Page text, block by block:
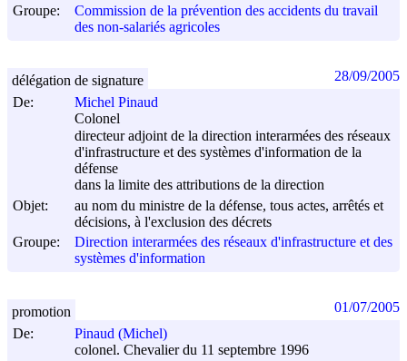
Groupe:
Commission de la prévention des accidents du travail
des non-salariés agricoles
De:
Michel Pinaud
Colonel
directeur adjoint de la direction interarmées des réseaux
d'infrastructure et des systèmes d'information de la
défense
dans la limite des attributions de la direction
Objet:
au nom du ministre de la défense, tous actes, arrêtés et
décisions, à l'exclusion des décrets
Groupe:
Direction interarmées des réseaux d'infrastructure et des
systèmes d'information
délégation de signature 28/09/2005
De:
Pinaud (Michel)
colonel. Chevalier du 11 septembre 1996
promotion 01/07/2005